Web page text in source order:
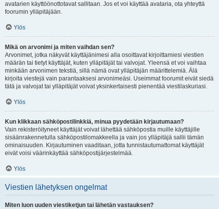
avatarien käyttöönottotavat sallitaan. Jos et voi käyttää avataria, ota yhteyttä
foorumin ylläpitäjään.
Ylös
Mikä on arvonimi ja miten vaihdan sen?
Arvonimet, jotka näkyvät käyttäjänimesi alla osoittavat kirjoittamiesi viestien
määrän tai tietyt käyttäjät, kuten ylläpitäjät tai valvojat. Yleensä et voi vaihtaa
minkään arvonimen tekstiä, sillä nämä ovat ylläpitäjän määrittelemiä. Älä
kirjoita viestejä vain parantaaksesi arvonimeäsi. Useimmat foorumit eivät siedä
tätä ja valvojat tai ylläpitäjät voivat yksinkertaisesti pienentää viestilaskuriasi.
Ylös
Kun klikkaan sähköpostilinkkiä, minua pyydetään kirjautumaan?
Vain rekisteröityneet käyttäjät voivat lähettää sähköpostia muille käyttäjille
sisäänrakennetulla sähköpostilomakkeella ja vain jos ylläpitäjä sallii tämän
ominaisuuden. Kirjautuminen vaaditaan, jotta tunnistautumattomat käyttäjät
eivät voisi väärinkäyttää sähköpostijärjestelmää.
Ylös
Viestien lähetyksen ongelmat
Miten luon uuden viestiketjun tai lähetän vastauksen?